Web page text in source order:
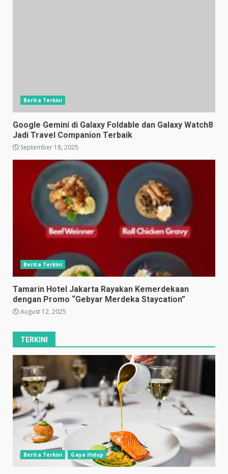
Berita Terkini
Google Gemini di Galaxy Foldable dan Galaxy Watch8
Jadi Travel Companion Terbaik
September 18, 2025
Berita Terkini
Tamarin Hotel Jakarta Rayakan Kemerdekaan
dengan Promo “Gebyar Merdeka Staycation”
August 12, 2025
TERKINI
Berita Terkini Gaya Hidup